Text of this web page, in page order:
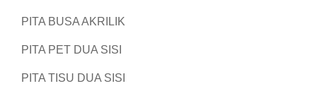
PITA BUSA AKRILIK
PITA PET DUA SISI
PITA TISU DUA SISI